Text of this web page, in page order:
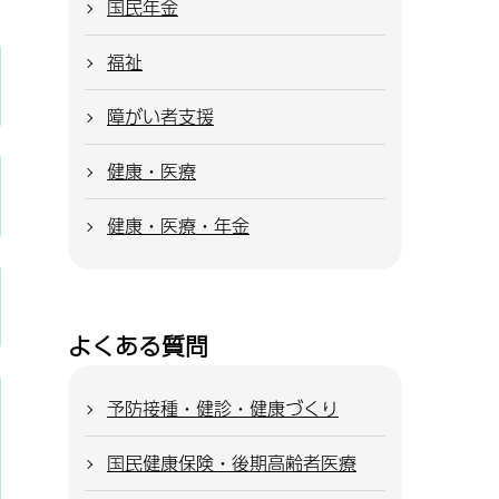
国民年金
福祉
障がい者支援
健康・医療
健康・医療・年金
よくある質問
予防接種・健診・健康づくり
国民健康保険・後期高齢者医療